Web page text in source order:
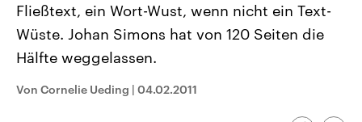
Landtagswahl Sachsen-Anhalt
Alle Informationen
Sachsen-Anhalt wählt am 6.
September 2026 einen neuen
Bundesland von einer Koalition aus
USA
Aktuelle Beiträge,
Hintergründe
Fließtext, ein Wort-Wust, wenn nicht ein Text-
Wüste. Johan Simons hat von 120 Seiten die
Hälfte weggelassen.
Von Cornelie Ueding | 04.02.2011